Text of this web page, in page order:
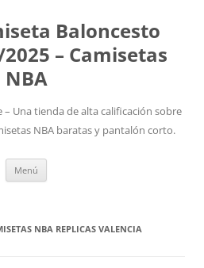
Baloncesto
– Camisetas
NBA
Una tienda de alta calificación sobre
NBA baratas y pantalón corto.
Menú
NBA REPLICAS VALENCIA